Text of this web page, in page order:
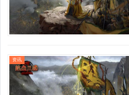
资讯